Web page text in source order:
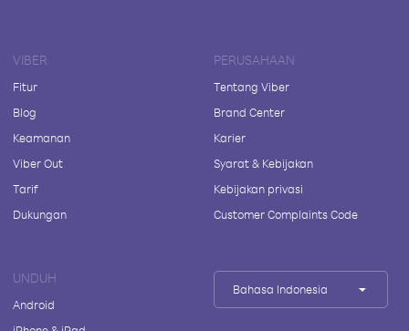
VIBER
Fitur
Blog
Keamanan
Viber Out
Tarif
Dukungan
PERUSAHAAN
Tentang Viber
Brand Center
Karier
Syarat & Kebijakan
Kebijakan privasi
Customer Complaints Code
UNDUH
Android
Bahasa Indonesia